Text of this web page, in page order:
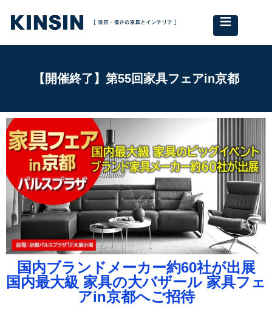
≡
【開催終了】第55回家具フェアin京都
国内ブランドメーカー約60社が出展
国内最大級 家具の大バザール 家具フェ
アin京都へご招待